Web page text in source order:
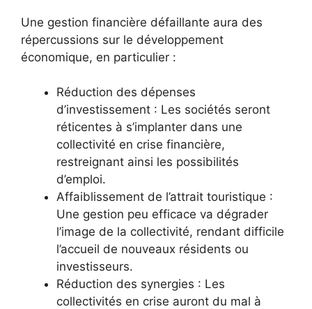
Une gestion financière défaillante aura des
répercussions sur le développement
économique, en particulier :
Réduction des dépenses
d’investissement : Les sociétés seront
réticentes à s’implanter dans une
collectivité en crise financière,
restreignant ainsi les possibilités
d’emploi.
Affaiblissement de l’attrait touristique :
Une gestion peu efficace va dégrader
l’image de la collectivité, rendant difficile
l’accueil de nouveaux résidents ou
investisseurs.
Réduction des synergies : Les
collectivités en crise auront du mal à